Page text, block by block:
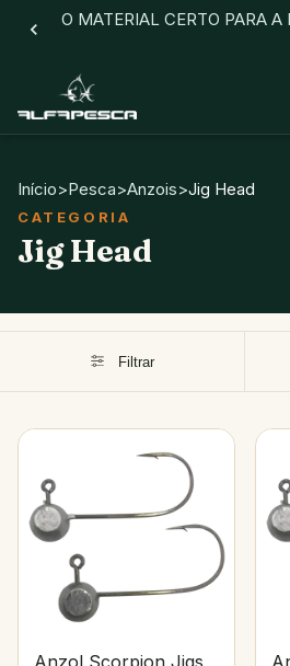
O MATERIAL CERTO PARA A
Início>Pesca>Anzois>Jig Head
Jig Head
Filtrar
Anzol Scorpion Jigs